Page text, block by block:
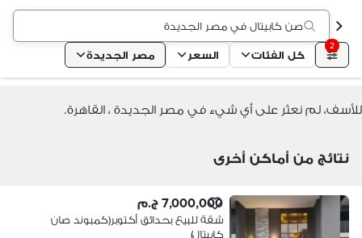
صن كابيتال في مصر الجديدة
2
كل الفئات السعر مصر الجديدة
للأسف، لم نعثر على أي شيء في مصر الجديدة ، القاهرة.
نتائج من أماكن أخرى
7,000,000 ج.م
شقة للبيع بحدائق أكتوبر(كمبوند صان
كابيتال)